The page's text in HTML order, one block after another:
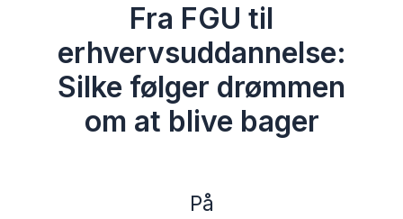
Fra FGU til
erhvervsuddannelse:
Silke følger drømmen
om at blive bager
På